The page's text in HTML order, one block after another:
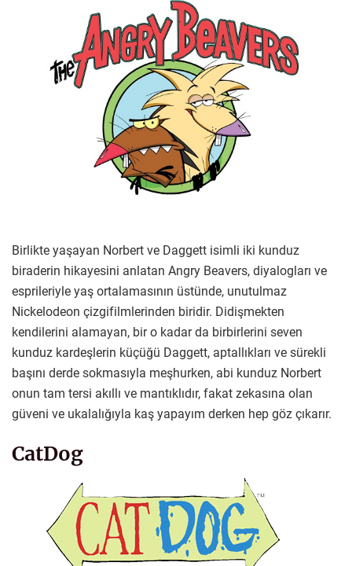
Birlikte yaşayan Norbert ve Daggett isimli iki kunduz
biraderin hikayesini anlatan Angry Beavers, diyalogları ve
esprileriyle yaş ortalamasının üstünde, unutulmaz
Nickelodeon çizgifilmlerinden biridir. Didişmekten
kendilerini alamayan, bir o kadar da birbirlerini seven
kunduz kardeşlerin küçüğü Daggett, aptallıkları ve sürekli
başını derde sokmasıyla meşhurken, abi kunduz Norbert
onun tam tersi akıllı ve mantıklıdır, fakat zekasına olan
güveni ve ukalalığıyla kaş yapayım derken hep göz çıkarır.
CatDog